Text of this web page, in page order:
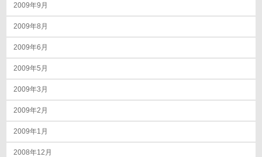
2009年9月
2009年8月
2009年6月
2009年5月
2009年3月
2009年2月
2009年1月
2008年12月